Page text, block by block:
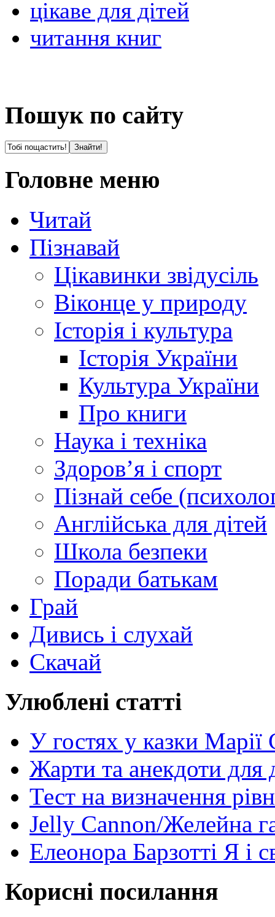
цікаве для дітей
читання книг
Пошук по сайту
Головне меню
Читай
Пізнавай
Цікавинки звідусіль
Віконце у природу
Історія і культура
Історія України
Культура України
Про книги
Наука і техніка
Здоров’я і спорт
Пізнай себе
Англійська для дітей
Школа безпеки
Поради батькам
Грай
Дивись і слухай
Скачай
Улюблені статті
У гостях у казки
Жарти та анекдоти для
Тест на визначення
Jelly Cannon/Желейна
Елеонора Барзотті Я і
Корисні посилання